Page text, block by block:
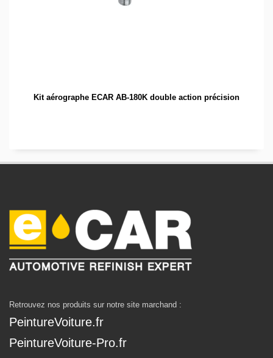
Kit aérographe ECAR AB-180K double action précision
Retrouvez nos produits sur notre site marchand :
PeintureVoiture.fr
PeintureVoiture-Pro.fr